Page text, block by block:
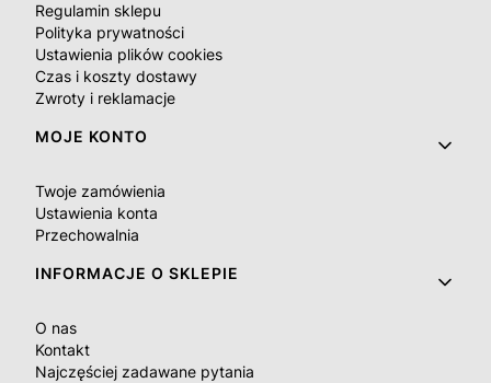
Regulamin sklepu
Polityka prywatności
Ustawienia plików cookies
Czas i koszty dostawy
Zwroty i reklamacje
MOJE KONTO
Twoje zamówienia
Ustawienia konta
Przechowalnia
INFORMACJE O SKLEPIE
O nas
Kontakt
Najczęściej zadawane pytania